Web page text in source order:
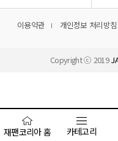
이용약관 개인정보 처리방침
Copyright ⓒ 2019
재팬코리아 홈 카테고리